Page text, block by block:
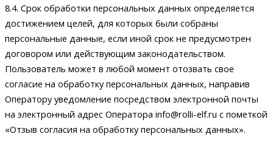
8.4. Срок обработки персональных данных определяется
достижением целей, для которых были собраны
персональные данные, если иной срок не предусмотрен
договором или действующим законодательством.
Пользователь может в любой момент отозвать свое
согласие на обработку персональных данных, направив
Оператору уведомление посредством электронной почты
на электронный адрес Оператора info@rolli-elf.ru с пометкой
«Отзыв согласия на обработку персональных данных».